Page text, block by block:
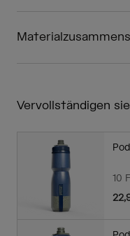
Vervollständigen
10